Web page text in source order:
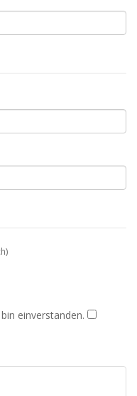
einverstanden.